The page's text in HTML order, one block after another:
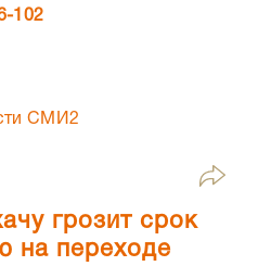
102
СМИ2
грозит срок
на переходе